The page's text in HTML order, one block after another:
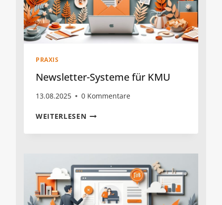
PRAXIS
Newsletter-Systeme für KMU
13.08.2025 0 Kommentare
WEITERLESENNEWSLETTER-
FÜR